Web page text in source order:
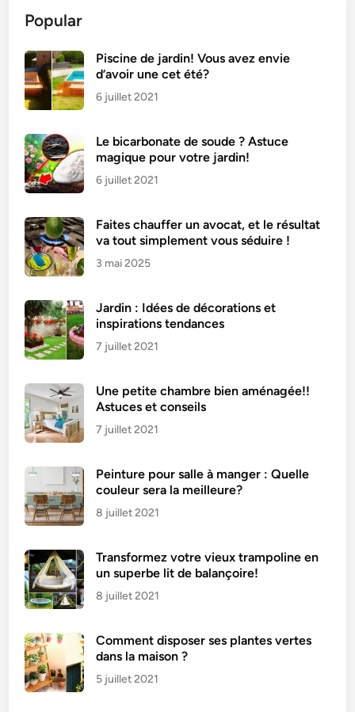
Popular
Piscine de jardin! Vous avez envie
d’avoir une cet été?
6 juillet 2021
Le bicarbonate de soude ? Astuce
magique pour votre jardin!
6 juillet 2021
Faites chauffer un avocat, et le résultat
va tout simplement vous séduire !
3 mai 2025
Jardin : Idées de décorations et
inspirations tendances
7 juillet 2021
Une petite chambre bien aménagée!!
Astuces et conseils
7 juillet 2021
Peinture pour salle à manger : Quelle
couleur sera la meilleure?
8 juillet 2021
Transformez votre vieux trampoline en
un superbe lit de balançoire!
8 juillet 2021
Comment disposer ses plantes vertes
dans la maison ?
5 juillet 2021